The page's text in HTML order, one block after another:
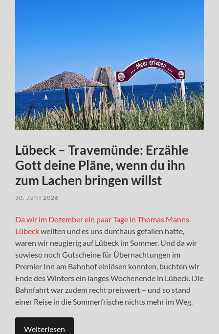
Lübeck – Travemünde: Erzähle
Gott deine Pläne, wenn du ihn
zum Lachen bringen willst
30. JUNI 2026
Da wir im Dezember ein paar Tage in Thomas Manns
Lübeckweilten und es uns durchaus gefallen hatte,
waren wir neugierig auf Lübeck im Sommer. Und da wir
sowieso noch Gutscheine für Übernachtungen im
Premier Inn am Bahnhof einlösen konnten, buchten wir
Ende des Winters ein langes Wochenende in Lübeck. Die
Bahnfahrt war zudem recht preiswert – und so stand
einer Reise in die Sommerfrische nichts mehr im Weg.
Weiterlesen